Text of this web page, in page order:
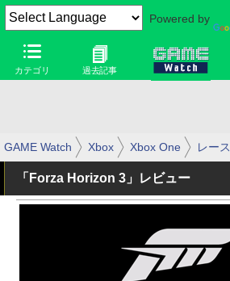
Powered by
カテゴリ 過去記事
GAME Watch Xbox Xbox One レース
「Forza Horizon 3」レビュー